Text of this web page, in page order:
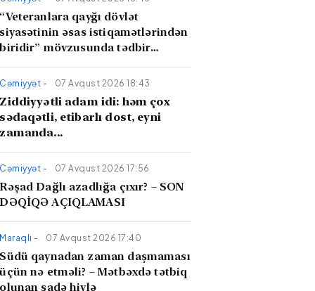
“Veteranlara qayğı dövlət
siyasətinin əsas istiqamətlərindən
biridir” mövzusunda tədbir
Cəmiyyət - 07 Avqust 2026 18:43
Ziddiyyətli adam idi: həm çox
sədaqətli, etibarlı dost, eyni
zamanda...
Cəmiyyət - 07 Avqust 2026 17:56
Rəşad Dağlı azadlığa çıxır? – SON
DƏQİQƏ AÇIQLAMASI
Maraqlı - 07 Avqust 2026 17:40
Südü qaynadan zaman daşmaması
üçün nə etməli? – Mətbəxdə tətbiq
olunan sadə hiylə